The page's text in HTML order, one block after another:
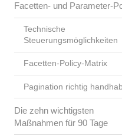
Facetten- und Parameter-
Technische
Steuerungsmöglichkeiten
Facetten-Policy-Matrix
Pagination richtig
Die zehn wichtigsten
Maßnahmen für 90 Tage